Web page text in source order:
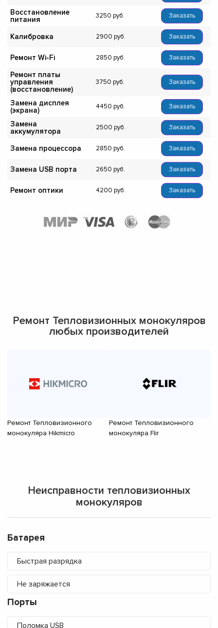
Восстановление
питания
3250 Заказать
Калибровка 2900 Заказать
Ремонт Wi-Fi 2850 Заказать
Ремонт платы
управления
(восстановление)
3750 Заказать
Замена дисплея
(экрана)
4450 Заказать
Замена
аккумулятора
2500 Заказать
Замена процессора 2850 Заказать
Замена USB порта 2650 Заказать
Ремонт оптики 4200 Заказать
Ремонт Тепловизионных монокуляров
любых производителей
Ремонт Тепловизионного
монокуляра Hikmicro
Ремонт Тепловизионного
монокуляра Flir
Неисправности тепловизионных
монокуляров
Батарея
Быстрая разрядка
Не заряжается
Порты
Поломка USB